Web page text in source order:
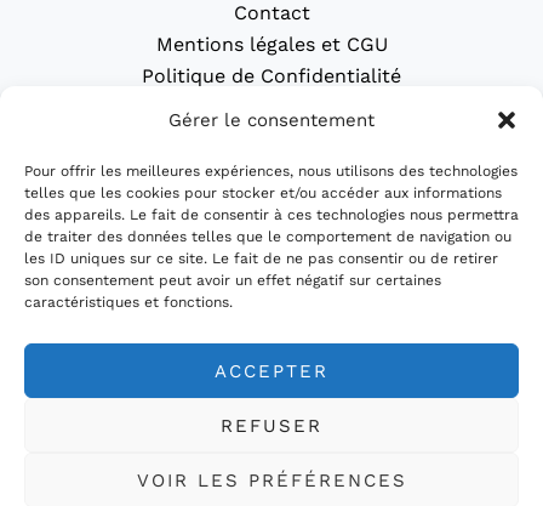
Gérer le consentement
Pour offrir les meilleures expériences, nous utilisons des technologies
telles que les cookies pour stocker et/ou accéder aux informations
des appareils. Le fait de consentir à ces technologies nous permettra
de traiter des données telles que le comportement de navigation ou
les ID uniques sur ce site. Le fait de ne pas consentir ou de retirer
son consentement peut avoir un effet négatif sur certaines
caractéristiques et fonctions.
ACCEPTER
REFUSER
VOIR LES PRÉFÉRENCES
Contact
Mentions légales et CGU
Politique de Confidentialité
Politique de cookies (UE)
blog
Gravure laser
Impression 3d
CNC & Fraisage
Projets DIY
Copyright © 2026 gravure au laser | Powered by gravure au laser